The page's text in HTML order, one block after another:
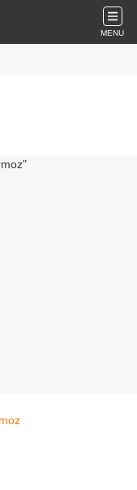
MENU